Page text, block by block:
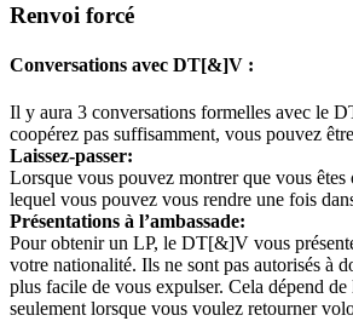
Renvoi forcé
Conversations avec DT[&]V :
Il y aura 3 conversations formelles avec le
coopérez pas suffisamment, vous pouvez
Laissez-passer:
Lorsque vous pouvez montrer que vous
lequel vous pouvez vous rendre une fois
Présentations à l’ambassade:
Pour obtenir un LP, le DT[&]V vous
votre nationalité. Ils ne sont pas autorisés à
plus facile de vous expulser. Cela dépend
seulement lorsque vous voulez retourner